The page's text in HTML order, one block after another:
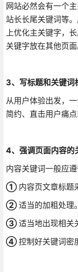
网站必然会有一个
站长长尾关键词等
上优化主关键字，
关键字放在其他页面
3、写标题和关键词
从用户体验出发，
简约、直击用户痛点
4、强调页面内容的
内容关键词一般应遵
① 内容页文章标题
② 适当的加粗处理。
③ 适当地出现相关
④ 控制好关键词密